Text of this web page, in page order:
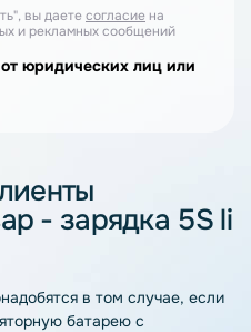
вы даетесогласие на
и рекламных сообщений
юридических лиц или
- зарядка 5S li
в том случае, если
батарею с